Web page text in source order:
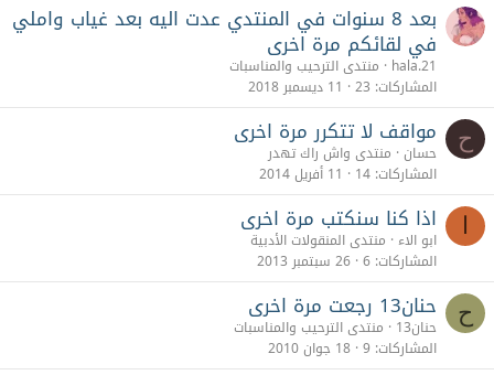
بعد 8 سنوات في المنتدي عدت اليه بعد غياب واملي
في لقائكم مرة اخرى
hala.21 منتدى الترحيب والمناسبات
المشاركات 23 11 ديسمبر 2018
ح مواقف لا تتكرر مرة اخرى
حسان منتدى واش راك تهدر
المشاركات 14 11 أفريل 2014
ا اذا كنا سنكتب مرة اخرى
ابو الاء منتدى المنقولات الأدبية
المشاركات 6 26 سبتمبر 2013
ح حنان13 رجعت مرة اخرى
حنان13
منتدى الترحيب والمناسبات
المشاركات 9 18 جوان 2010